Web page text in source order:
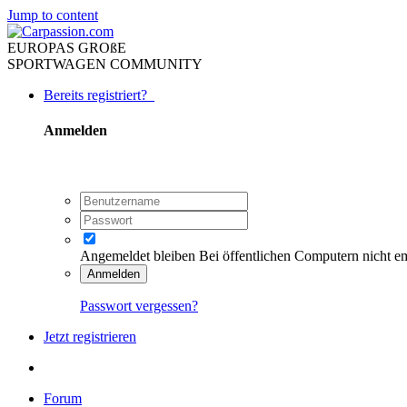
Jump to content
EUROPAS GROßE
SPORTWAGEN COMMUNITY
Bereits registriert?
Anmelden
Angemeldet bleiben Bei öffentlichen Computern nicht
Anmelden
Passwort vergessen?
Jetzt registrieren
Forum